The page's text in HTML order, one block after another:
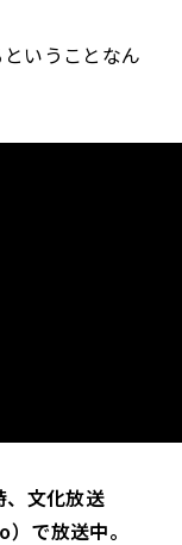
いうことなん
、文化放送
で放送中。